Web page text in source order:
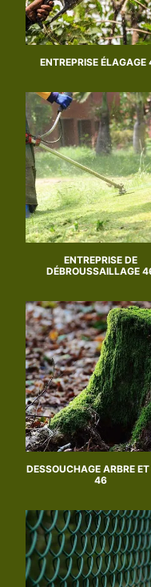
ENTREPRISE ÉLAGAGE
ENTREPRISE DE
DÉBROUSSAILLAGE
DESSOUCHAGE ARBRE
46